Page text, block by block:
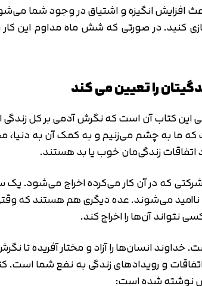
افزایش انگیزه و اشتیاق در وجود شما
کنید. در صورتی که شش ماه مداوم این
کتاب آن است که نگرش آدمی بر کل زندگی
ما به چشم می‌زنیم و به کمک آن به دنیا،
زندگی‌مان خوب یا بد هستند.
که در آن کار می‌کرده اخراج می‌شود. یک
می‌شوند. عده دیگری هم هستند که وقتی
نتواند آن‌ها را اخراج کند.
انسان‌ها را آزاد و مختار آفریده تا
و رویدادهای زندگی به نفع شما
نوشته شده است: